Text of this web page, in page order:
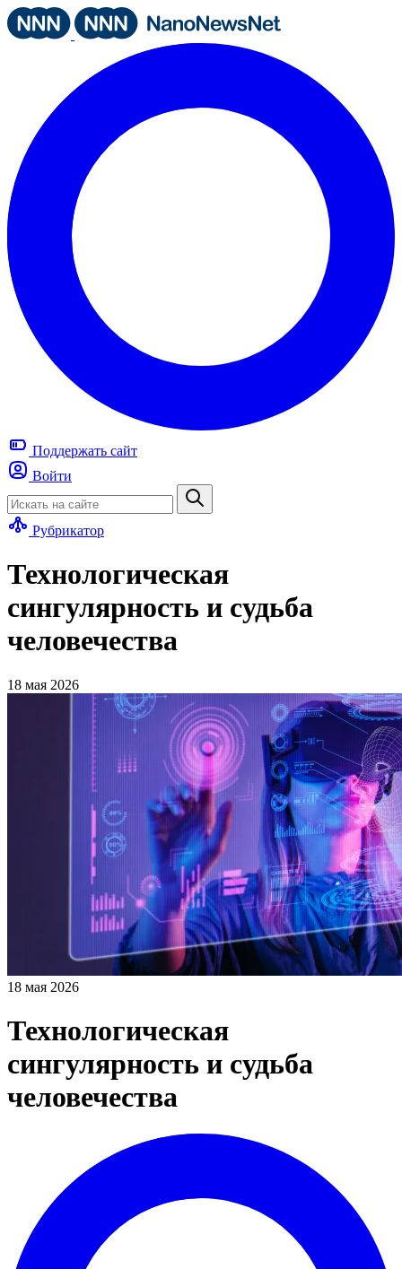
Поддержать сайт
Войти
Рубрикатор
Технологическая
сингулярность и судьба
человечества
18 мая 2026
18 мая 2026
Технологическая
сингулярность и судьба
человечества